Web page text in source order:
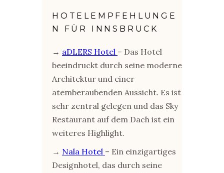
HOTELEMPFEHLUNGE
N FÜR INNSBRUCK
→ aDLERS Hotel – Das Hotel
beeindruckt durch seine moderne
Architektur und einer
atemberaubenden Aussicht. Es ist
sehr zentral gelegen und das Sky
Restaurant auf dem Dach ist ein
weiteres Highlight.
→ Nala Hotel – Ein einzigartiges
Designhotel, das durch seine